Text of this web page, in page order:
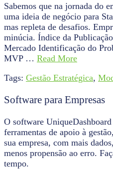
Sabemos que na jornada do
uma ideia de negócio para
mas repleta de desafios.
minúcia. Índice da
Mercado Identificação do
MVP … Read More
Tags: Gestão Estratégica,
Software para Empresas
O software
ferramentas de apoio à
sua empresa, com mais
menos propensão ao erro.
tempo.